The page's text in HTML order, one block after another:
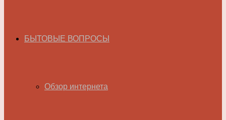
БЫТОВЫЕ ВОПРОСЫ
Обзор интернета